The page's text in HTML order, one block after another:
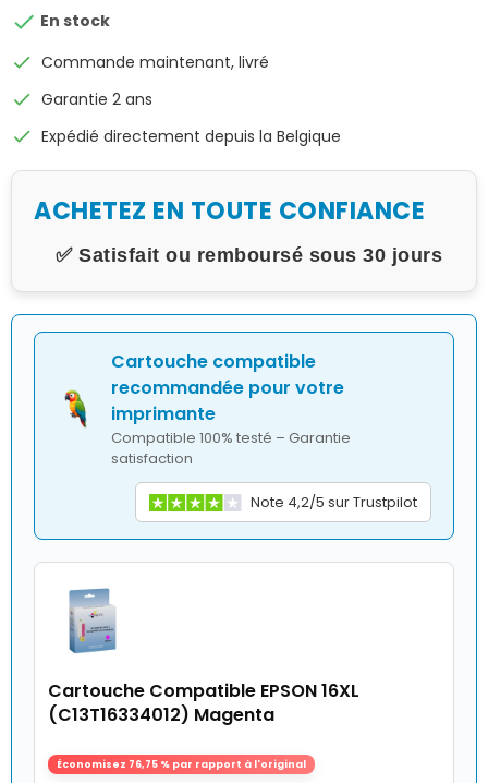
 En stock
check Commande maintenant, livré
check Garantie 2 ans
check Expédié directement depuis la Belgique
ACHETEZ EN TOUTE CONFIANCE
✅ Satisfait ou remboursé sous 30 jours
Cartouche compatible
recommandée pour votre
imprimante
Compatible 100% testé – Garantie
satisfaction
Note 4,2/5 sur Trustpilot
Cartouche Compatible EPSON 16XL
(C13T16334012) Magenta
Économisez 76,75 % par rapport à l'original